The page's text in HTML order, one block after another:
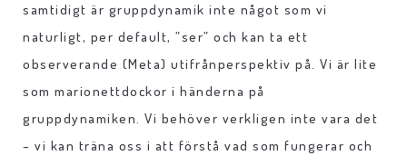
samtidigt är gruppdynamik inte något som vi
naturligt, per default, ”ser” och kan ta ett
observerande (Meta) utifrånperspektiv på. Vi är lite
som marionettdockor i händerna på
gruppdynamiken. Vi behöver verkligen inte vara det
– vi kan träna oss i att förstå vad som fungerar och